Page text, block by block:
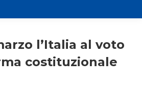
l’Italia al voto
costituzionale